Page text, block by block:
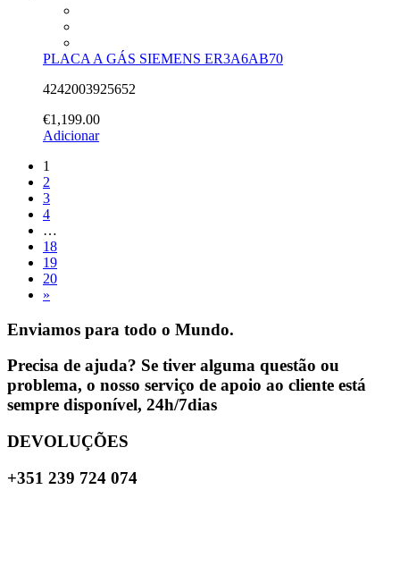
PLACA A GÁS SIEMENS ER3A6AB70
4242003925652
€1,199.00
Adicionar
1
2
3
4
…
18
19
20
»
Enviamos para todo o Mundo.
Precisa de ajuda? Se tiver alguma questão ou
problema, o nosso serviço de apoio ao cliente está
sempre disponível, 24h/7dias
DEVOLUÇÕES
+351 239 724 074